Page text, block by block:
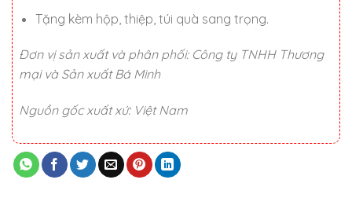
Tặng kèm hộp, thiệp, túi quà sang trọng.
Đơn vị sản xuất và phân phối: Công ty TNHH Thương
mại và Sản xuất Bá Minh
Nguồn gốc xuất xứ: Việt Nam